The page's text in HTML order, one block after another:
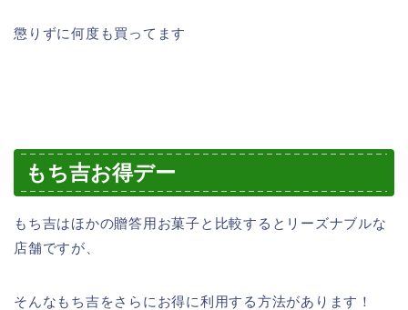
懲りずに何度も買ってます
もち吉お得デー
もち吉はほかの贈答用お菓子と比較するとリーズナブルな
店舗ですが、
そんなもち吉をさらにお得に利用する方法があります！